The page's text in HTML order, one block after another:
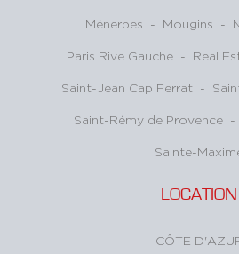
LOCATION
CÔTE
Ménerbes - Mougins -
Paris Rive Gauche - Real
Saint-Jean Cap Ferrat -
Saint-Rémy de Provence -
Sainte-